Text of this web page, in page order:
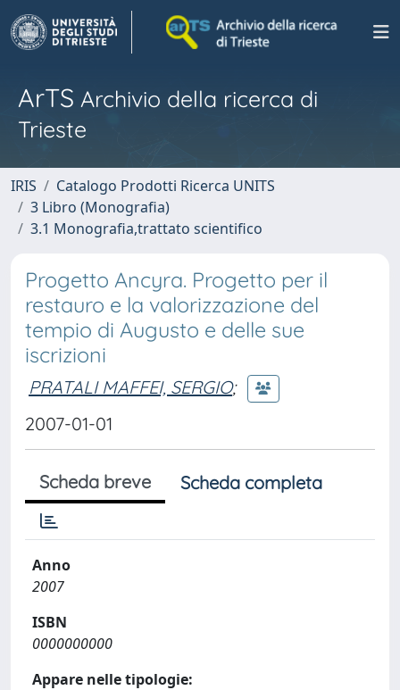
ArTS Archivio della ricerca di
Trieste
IRIS
Catalogo Prodotti Ricerca UNITS
3 Libro (Monografia)
3.1 Monografia,trattato scientifico
Progetto Ancyra. Progetto per il
restauro e la valorizzazione del
tempio di Augusto e delle sue
iscrizioni
PRATALI MAFFEI, SERGIO;
2007-01-01
Scheda breve Scheda completa
Anno
2007
ISBN
0000000000
Appare nelle tipologie: